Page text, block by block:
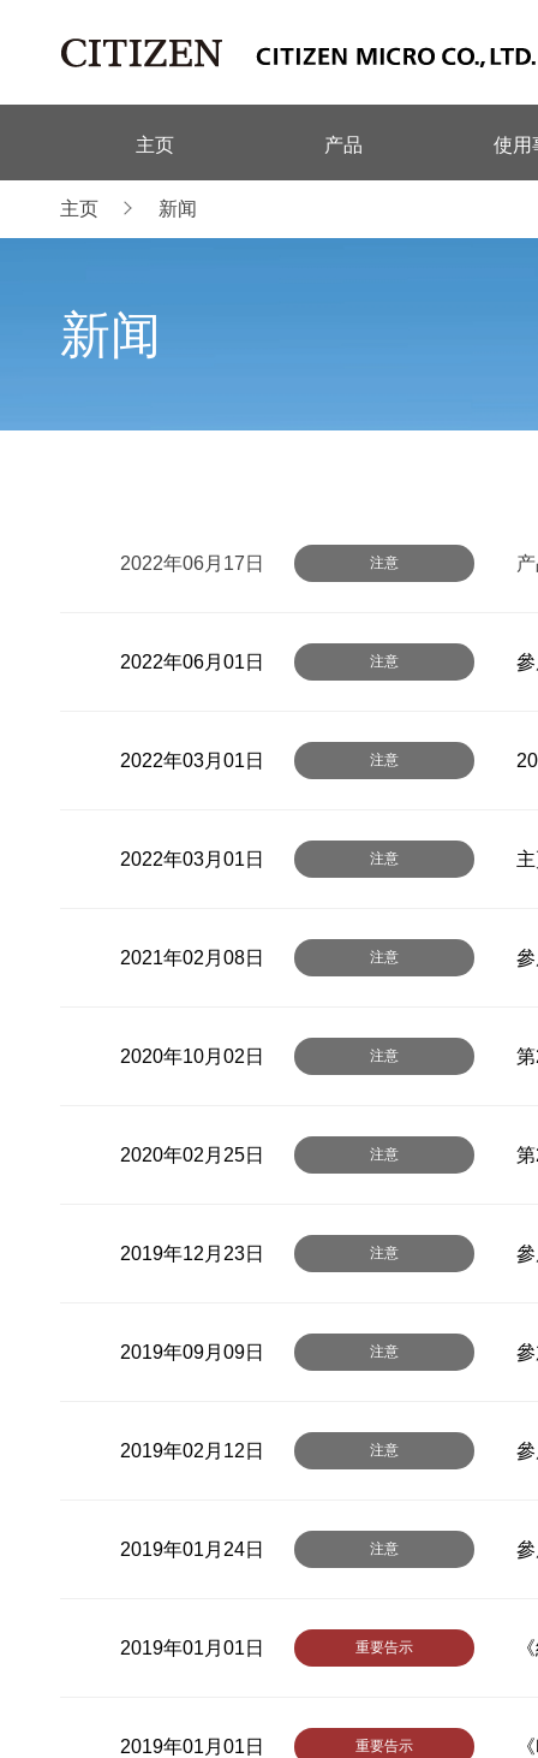
主页 产品 使用
主页 新闻
新闻
2022年06月17日 注意
2022年06月01日 注意
2022年03月01日 注意
2022年03月01日 注意
2021年02月08日 注意
2020年10月02日 注意
2020年02月25日 注意
2019年12月23日 注意
2019年09月09日 注意
2019年02月12日 注意
2019年01月24日 注意
2019年01月01日 重要告示
2019年01月01日 重要告示